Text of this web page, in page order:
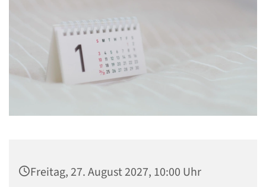
Freitag, 27. August 2027, 10:00 Uhr